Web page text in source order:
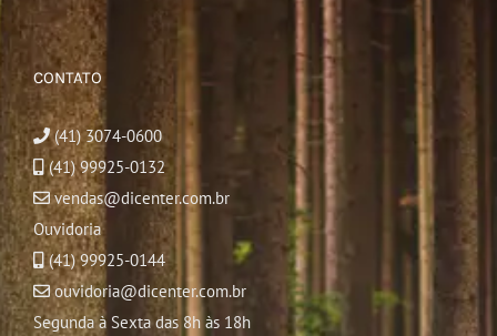
CONTATO
(41) 3074-0600
(41) 99925-0132
vendas@dicenter.com.br
Ouvidoria
(41) 99925-0144
ouvidoria@dicenter.com.br
Segunda à Sexta das 8h às 18h